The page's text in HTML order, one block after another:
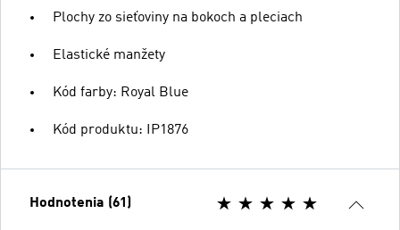
Plochy zo sieťoviny na bokoch a pleciach
Elastické manžety
Kód farby: Royal Blue
Kód produktu: IP1876
Hodnotenia (61)